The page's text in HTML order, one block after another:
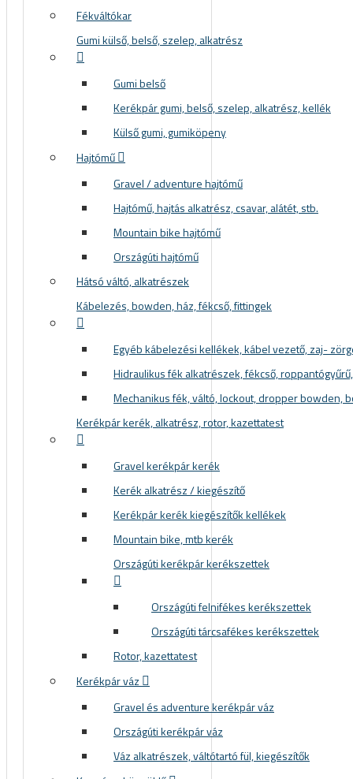
Fékváltókar
Gumi külső, belső, szelep, alkatrész
Gumi belső
Kerékpár gumi, belső, szelep, alkatrész, kellék
Külső gumi, gumiköpeny
Hajtómű
Gravel / adventure hajtómű
Hajtómű, hajtás alkatrész, csavar, alátét, stb.
Mountain bike hajtómű
Országúti hajtómű
Hátsó váltó, alkatrészek
Kábelezés, bowden, ház, fékcső, fittingek
Egyéb kábelezési kellékek, kábel vezető, zaj-
Hidraulikus fék alkatrészek, fékcső,
Mechanikus fék, váltó, lockout, dropper bowden,
Kerékpár kerék, alkatrész, rotor, kazettatest
Gravel kerékpár kerék
Kerék alkatrész / kiegészítő
Kerékpár kerék kiegészítők kellékek
Mountain bike, mtb kerék
Országúti kerékpár kerékszettek
Országúti felnifékes kerékszettek
Országúti tárcsafékes kerékszettek
Rotor, kazettatest
Kerékpár váz
Gravel és adventure kerékpár váz
Országúti kerékpár váz
Váz alkatrészek, váltótartó fül, kiegészítők